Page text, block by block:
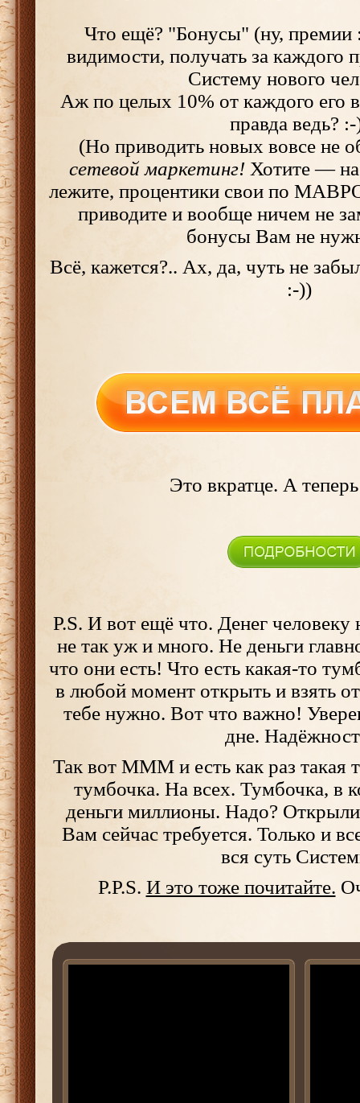
Что ещё? "Бонусы" (ну, премии
видимости, получать за каждого
Систему нового
Аж по целых 10% от каждого его
правда ведь?
(Но приводить новых вовсе не
сетевой маркетинг! Хотите — на
лежите, процентики свои по
приводите и вообще ничем не
бонусы Вам не
Всё, кажется?.. Ах, да, чуть не
:-))
Это вкратце. А
P.S. И вот ещё что. Денег человеку
не так уж и много. Не деньги
что они есть! Что есть какая-то
в любой момент открыть и взять
тебе нужно. Вот что важно!
дне.
Так вот МММ и есть как раз такая
тумбочка. На всех. Тумбочка, в
деньги миллионы. Надо?
Вам сейчас требуется. Только и
вся суть
P.P.S. И это тоже почитайте.